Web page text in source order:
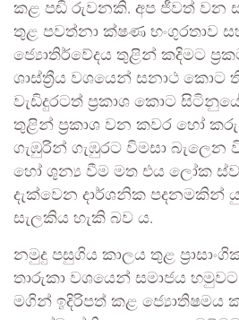
කළ පඬි රුවනකි. අප ජීවත් වන
තුළ පවත්නා ක්ෂණ භංගුරතාව
ජ්‍යොතිර්වේදය තුළින් කදිමට
ශාස්ත්‍රීය වශයෙන් සනාථ කොට
වැඩිදුරටත් ප්‍රකාශ කොට
තුළින් ප්‍රකාශ වන කවර හෝ
ගැඹුරින් ගැඹුරට විමසා බැලෙන
හෝ ශුන්‍ය වීම මත එය ලෝක
දැක්වෙන දාර්ශනික පදනමකින්
සැලකිය හැකි බව ය.
නමුදු පසුගිය කාලය තුළ
තාරුකා වශයෙන් සමාජය හමුවට
මගින් ඉදිරිපත් කළ ජ්‍යොතිෂමය